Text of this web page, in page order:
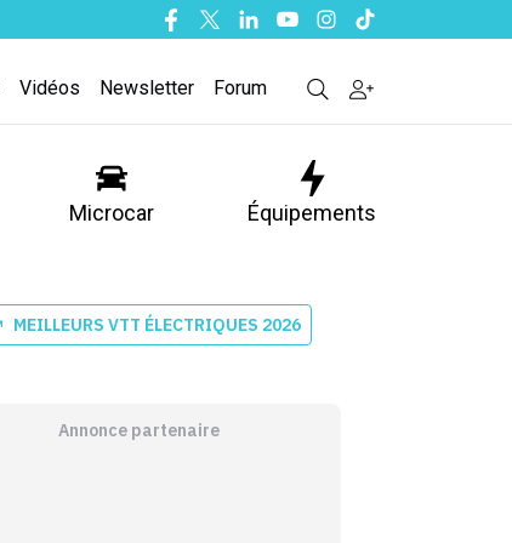
Facebook
TwitterLinkedinYoutubeInstagram
Tiktok
Vidéos Newsletter Forum
Microcar Équipements
MEILLEURS VTT ÉLECTRIQUES 2026
Annonce partenaire